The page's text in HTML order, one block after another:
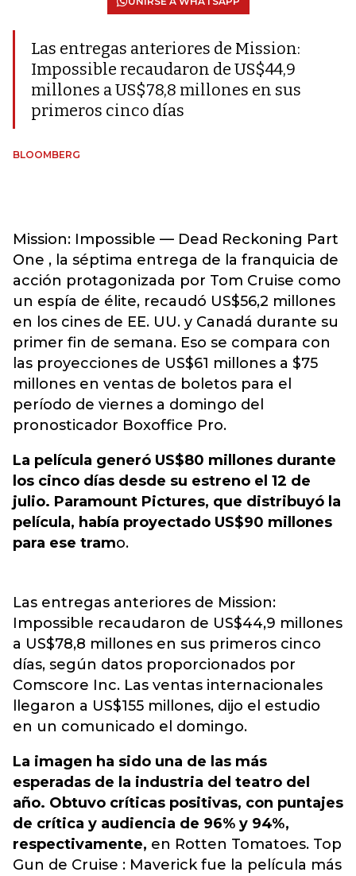
Las entregas anteriores de Mission:
Impossible recaudaron de US$44,9
millones a US$78,8 millones en sus
primeros cinco días
BLOOMBERG
Mission: Impossible — Dead Reckoning Part
One , la séptima entrega de la franquicia de
acción protagonizada por Tom Cruise como
un espía de élite, recaudó US$56,2 millones
en los cines de EE. UU. y Canadá durante su
primer fin de semana. Eso se compara con
las proyecciones de US$61 millones a $75
millones en ventas de boletos para el
período de viernes a domingo del
pronosticador Boxoffice Pro.
La película generó US$80 millones durante
los cinco días desde su estreno el 12 de
julio. Paramount Pictures, que distribuyó la
película, había proyectado US$90 millones
para ese tramo.
Las entregas anteriores de Mission:
Impossible recaudaron de US$44,9 millones
a US$78,8 millones en sus primeros cinco
días, según datos proporcionados por
Comscore Inc. Las ventas internacionales
llegaron a US$155 millones, dijo el estudio
en un comunicado el domingo.
La imagen ha sido una de las más
esperadas de la industria del teatro del
año. Obtuvo críticas positivas, con puntajes
de crítica y audiencia de 96% y 94%,
respectivamente, en Rotten Tomatoes. Top
Gun de Cruise : Maverick fue la película más